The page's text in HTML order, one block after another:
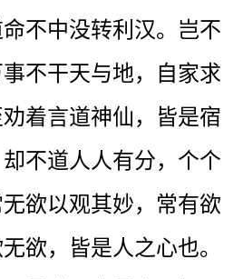
不中没转利汉。岂不
不干天与地，自家求
着言道神仙，皆是宿
不道人人有分，个个
欲以观其妙，常有欲
欲，皆是人之心也。